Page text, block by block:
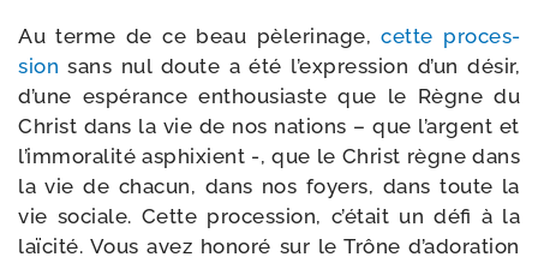
Au terme de ce beau pèle­ri­nage,cette pro­ces­
sionsans nul doute a été l’ex­pres­sion d’un désir,
d’une espé­rance enthou­siaste que le Règne du
Christ dans la vie de nos nations – que l’argent et
l’im­mo­ra­li­té asphixient -, que le Christ règne dans
la vie de cha­cun, dans nos foyers, dans toute la
vie sociale. Cette pro­ces­sion, c’é­tait un défi à la
laï­ci­té. Vous avez hono­ré sur le Trône d’a­do­ra­tion